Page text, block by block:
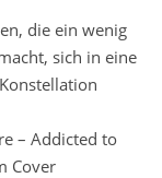
die ein wenig
sich in eine
– Addicted to
Cover